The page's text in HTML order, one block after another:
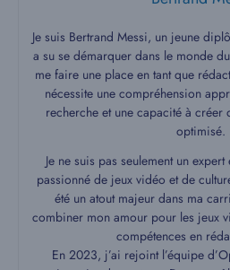
Je suis Bertrand Messi, un jeune
a su se démarquer dans le monde
me faire une place en tant que
nécessite une compréhension
recherche et une capacité à créer
optimisé.
Je ne suis pas seulement un
passionné de jeux vidéo et de
été un atout majeur dans ma
combiner mon amour pour les jeux
compétences en
En 2023, j’ai rejoint l’équipe